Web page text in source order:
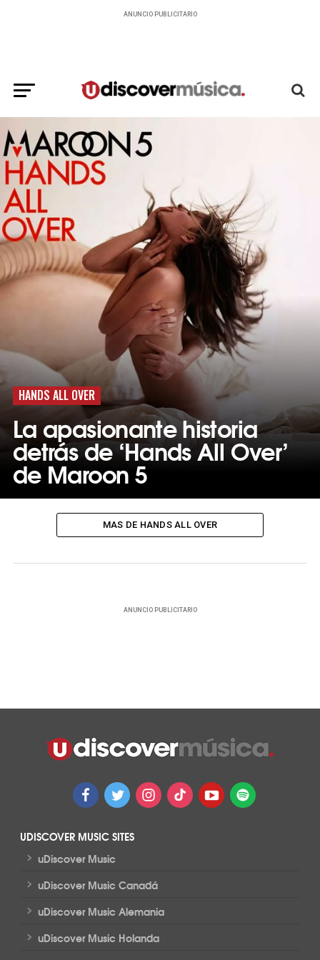
ANUNCIO PUBLICITARIO
HANDS ALL OVER
La apasionante historia
detrás de ‘Hands All Over’
de Maroon 5
MAS DE HANDS ALL OVER
ANUNCIO PUBLICITARIO
UDISCOVER MUSIC SITES
> uDiscover Music
> uDiscover Music Canadá
> uDiscover Music Alemania
> uDiscover Music Holanda